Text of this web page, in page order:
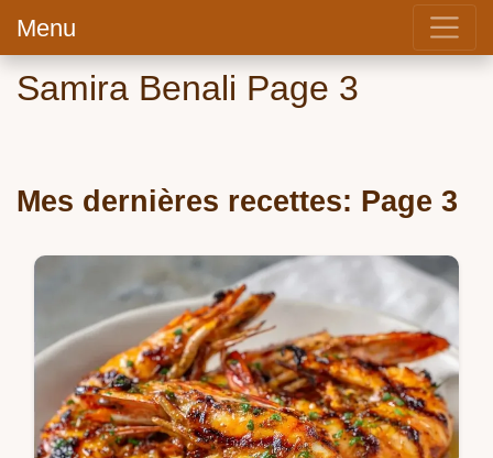
Menu
Samira Benali Page 3
Mes dernières recettes: Page 3